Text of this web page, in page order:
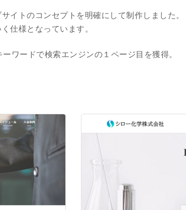
イトのコンセプトを明確にして制作しました。
仕様となっています。
ードで検索エンジンの１ページ目を獲得。